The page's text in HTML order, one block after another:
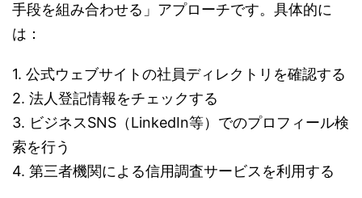
手段を組み合わせる」アプローチです。具体的に
は：
1. 公式ウェブサイトの社員ディレクトリを確認する
2. 法人登記情報をチェックする
3. ビジネスSNS（LinkedIn等）でのプロフィール検
索を行う
4. 第三者機関による信用調査サービスを利用する